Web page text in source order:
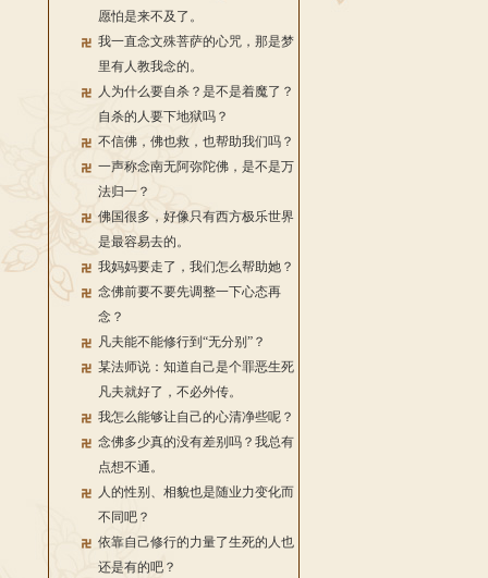
愿怕是来不及了。
我一直念文殊菩萨的心咒，那是梦
里有人教我念的。
人为什么要自杀？是不是着魔了？
自杀的人要下地狱吗？
不信佛，佛也救，也帮助我们吗？
一声称念南无阿弥陀佛，是不是万
法归一？
佛国很多，好像只有西方极乐世界
是最容易去的。
我妈妈要走了，我们怎么帮助她？
念佛前要不要先调整一下心态再
念？
凡夫能不能修行到“无分别”？
某法师说：知道自己是个罪恶生死
凡夫就好了，不必外传。
我怎么能够让自己的心清净些呢？
念佛多少真的没有差别吗？我总有
点想不通。
人的性别、相貌也是随业力变化而
不同吧？
依靠自己修行的力量了生死的人也
还是有的吧？